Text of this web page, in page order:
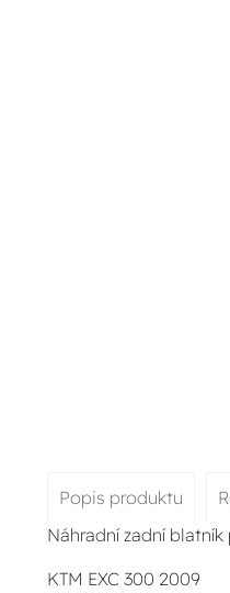
Popis produktu
Náhradní zadní
KTM EXC 300 2009